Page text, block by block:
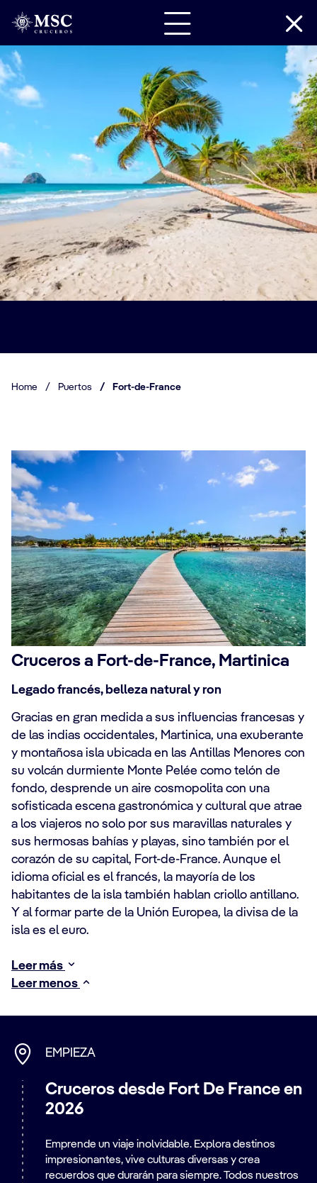
Home / Puertos / Fort-de-France
Cruceros a Fort-de-France, Martinica
Legado francés, belleza natural y ron
Gracias en gran medida a sus influencias francesas y
de las indias occidentales, Martinica, una exuberante
y montañosa isla ubicada en las Antillas Menores con
su volcán durmiente Monte Pelée como telón de
fondo, desprende un aire cosmopolita con una
sofisticada escena gastronómica y cultural que atrae
a los viajeros no solo por sus maravillas naturales y
sus hermosas bahías y playas, sino también por el
corazón de su capital, Fort-de-France. Aunque el
idioma oficial es el francés, la mayoría de los
habitantes de la isla también hablan criollo antillano.
Y al formar parte de la Unión Europea, la divisa de la
isla es el euro.
Leer más
Leer menos
EMPIEZA
Cruceros desde Fort De France en
2026
Emprende un viaje inolvidable. Explora destinos
impresionantes, vive culturas diversas y crea
recuerdos que durarán para siempre. Todos nuestros